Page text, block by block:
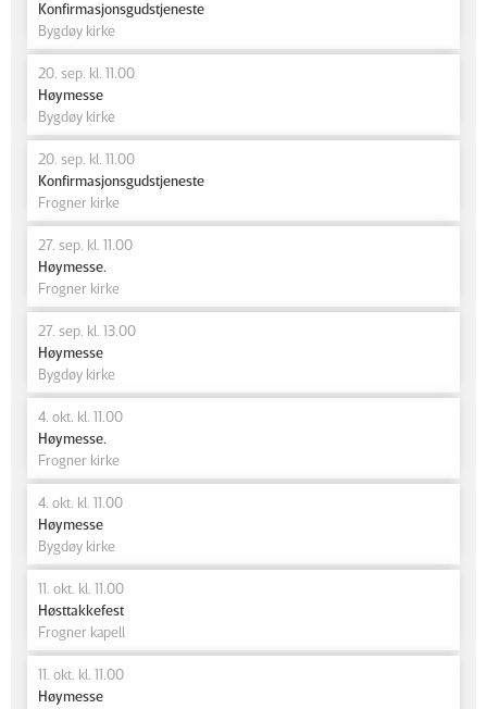
Konfirmasjonsgudstjeneste
Bygdøy kirke
20. sep. kl. 11.00
Høymesse
Bygdøy kirke
20. sep. kl. 11.00
Konfirmasjonsgudstjeneste
Frogner kirke
27. sep. kl. 11.00
Høymesse.
Frogner kirke
27. sep. kl. 13.00
Høymesse
Bygdøy kirke
4. okt. kl. 11.00
Høymesse.
Frogner kirke
4. okt. kl. 11.00
Høymesse
Bygdøy kirke
11. okt. kl. 11.00
Høsttakkefest
Frogner kapell
11. okt. kl. 11.00
Høymesse